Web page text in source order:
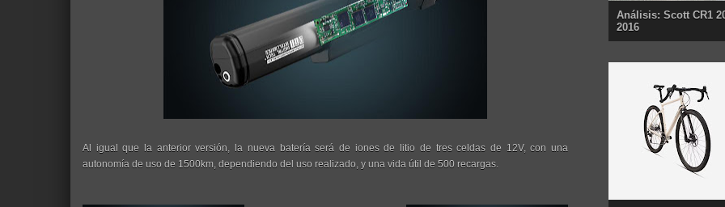
Al igual que la anterior versión, la nueva batería será de iones de litio de tres celdas de 12V, con una
autonomía de uso de 1500km, dependiendo del uso realizado, y una vida útil de 500 recargas.
Análisis: Scott CR1
2016